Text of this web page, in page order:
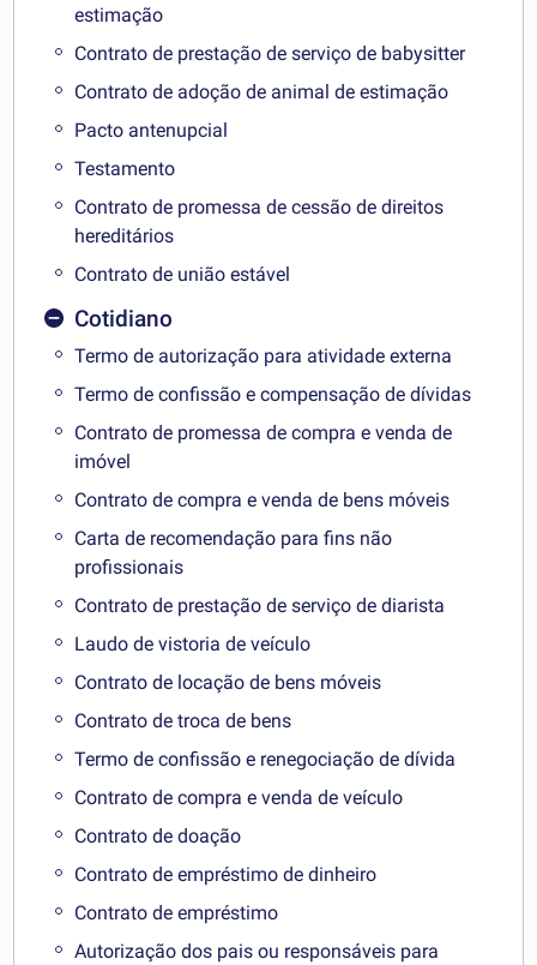
estimação
Contrato de prestação de serviço de babysitter
Contrato de adoção de animal de estimação
Pacto antenupcial
Testamento
Contrato de promessa de cessão de direitos
hereditários
Contrato de união estável
Cotidiano
Termo de autorização para atividade externa
Termo de confissão e compensação de dívidas
Contrato de promessa de compra e venda de
imóvel
Contrato de compra e venda de bens móveis
Carta de recomendação para fins não
profissionais
Contrato de prestação de serviço de diarista
Laudo de vistoria de veículo
Contrato de locação de bens móveis
Contrato de troca de bens
Termo de confissão e renegociação de dívida
Contrato de compra e venda de veículo
Contrato de doação
Contrato de empréstimo de dinheiro
Contrato de empréstimo
Autorização dos pais ou responsáveis para